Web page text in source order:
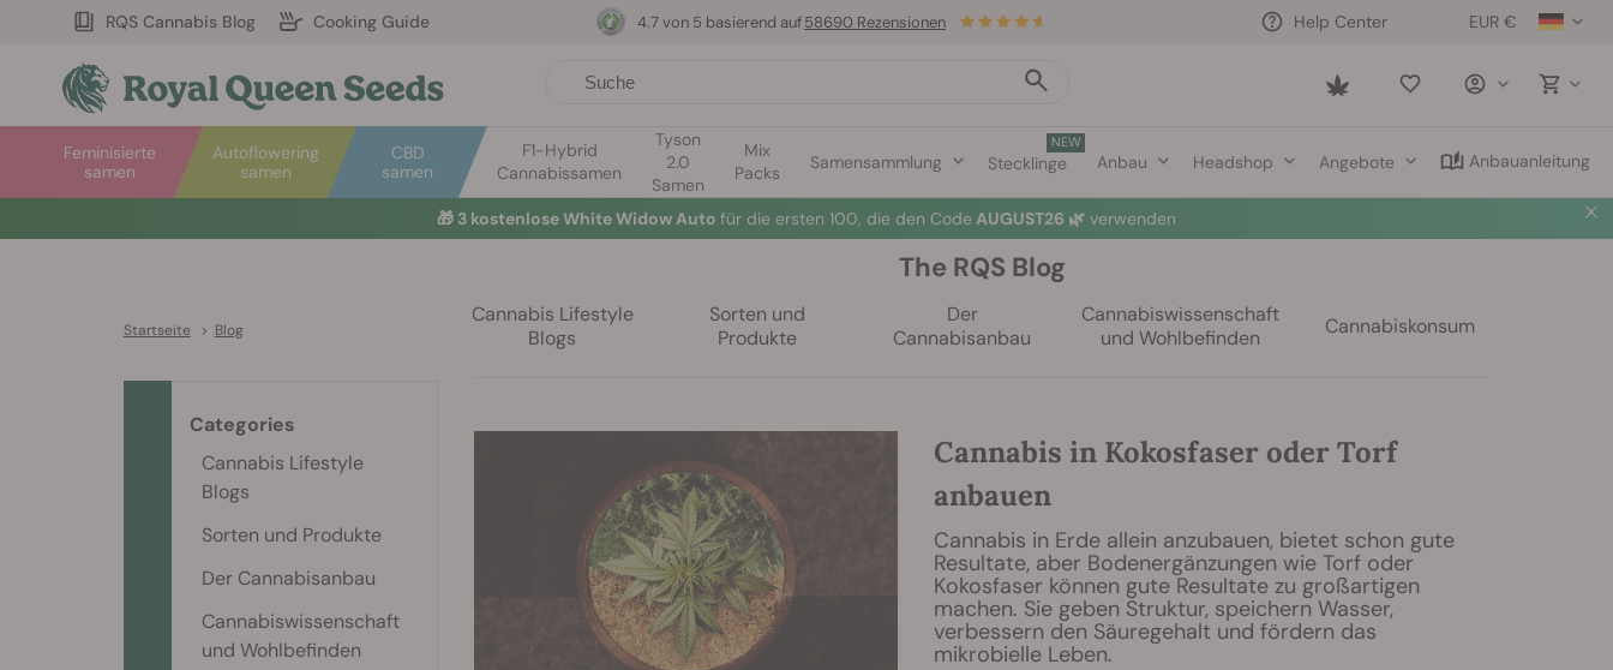
RQS Cannabis Blog Cooking Guide EUR €
Help Center
Saved
Autoflowering
samen
Feminisierte
samen
CBD
samen
F1-Hybrid
Cannabissamen
Tyson
2.0
Samen
Mix
Packs
Samensammlung
NEW
Stecklinge Anbau Headshop Angebote Anbauanleitung
4.7 von 5 basierend auf58690 Rezensionen
🎁 3 kostenlose White Widow Auto für die ersten 100, die den Code AUGUST26 🌿 verwenden
Startseite > Blog
The RQS Blog
Cannabis Lifestyle
Blogs
Sorten und
Produkte
Der
Cannabisanbau
Cannabiswissenschaft
und Wohlbefinden
Cannabiskonsum
Cannabis in Kokosfaser oder Torf
anbauen
Cannabis in Erde allein anzubauen, bietet schon gute
Resultate, aber Bodenergänzungen wie Torf oder
Kokosfaser können gute Resultate zu großartigen
machen. Sie geben Struktur, speichern Wasser,
verbessern den Säuregehalt und fördern das
mikrobielle Leben.
Categories
Cannabis Lifestyle
Blogs
Sorten und Produkte
Der Cannabisanbau
Cannabiswissenschaft
und Wohlbefinden